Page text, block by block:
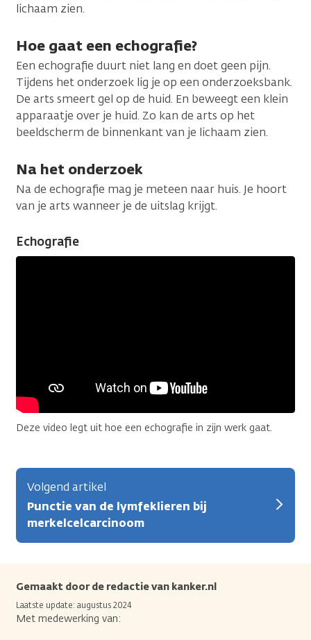
lichaam zien.
Hoe gaat een echografie?
Een echografie duurt niet lang en doet geen pijn.
Tijdens het onderzoek lig je op een onderzoeksbank.
De arts smeert gel op de huid. En beweegt een klein
apparaatje over je huid. Zo kan de arts op het
beeldscherm de binnenkant van je lichaam zien.
Na het onderzoek
Na de echografie mag je meteen naar huis. Je hoort
van je arts wanneer je de uitslag krijgt.
Echografie
Deze video legt uit hoe een echografie in zijn werk gaat.
Volgend artikel
Punctie van de lymfeklieren bij
merkelcelcarcinoom
Gemaakt door de redactie van kanker.nl
Laatste update: augustus 2024
Met medewerking van: